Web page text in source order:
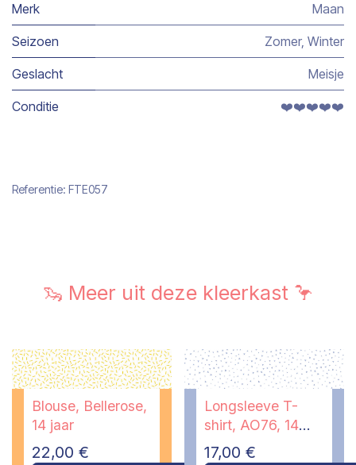
Merk Maan
Seizoen Zomer, Winter
Geslacht Meisje
Conditie ❤️❤️❤️❤️❤️
Referentie: FTE057
🦦 Meer uit deze kleerkast 🦩
Blouse, Bellerose,
14 jaar
22,00 €
Longsleeve T-
shirt, AO76, 14
jaar
17,00 €